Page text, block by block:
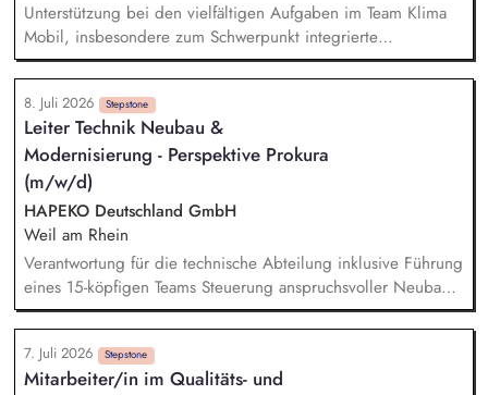
Unterstützung bei den vielfältigen Aufgaben im Team Klima
Mobil, insbesondere zum Schwerpunkt integrierte
Verkehrsplanung. Eigenständige Koordination und
Durchführung von Teilprojekten. Erstellung von
Kommunikationsmaterialien sowie Websitepflege und -
weiterentwicklung. Unterstützung bei der Vorbereitung und
Durchführung von Workshops und Fachveranstaltungen
(online und in Präsenz). Recherchetätigkeiten und Erstellung
sowie Pflege von thematischen Übersichten und
Datenbanken.
8. Juli 2026 Stepstone
Leiter Technik Neubau &
Modernisierung - Perspektive Prokura
(m/w/d)
HAPEKO Deutschland GmbH
Weil am Rhein
Verantwortung für die technische Abteilung inklusive Führung
eines 15-köpfigen Teams Steuerung anspruchsvoller Neubau-,
Modernisierungs- und Sanierungsprojekte als
BauherrenvertretungVerantwortung für Kosten-, Termin- und
Qualitätsmanagement sowie wirtschaftliches Projektcontrolling
Koordination und Steuerung externer Architekten, Fachplaner,
7. Juli 2026 Stepstone
Mitarbeiter/in im Qualitäts- und